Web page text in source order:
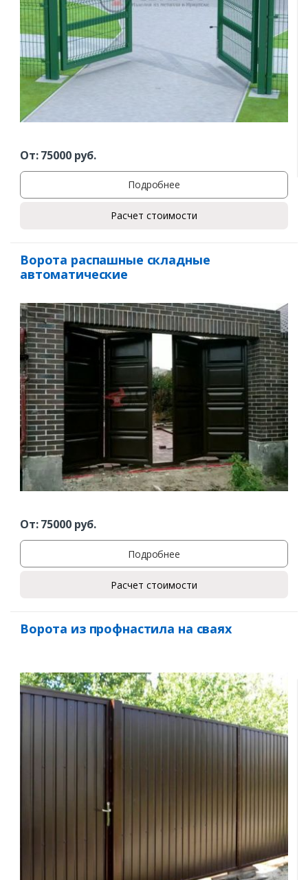
Заказать
Ваше имя*
Ваш телефон*
Комментарий к заказу
От:75000руб.
Подробнее
Расчет стоимости
Ворота распашные складные
автоматические
От:75000руб.
Подробнее
Расчет стоимости
Ворота из профнастила на сваях